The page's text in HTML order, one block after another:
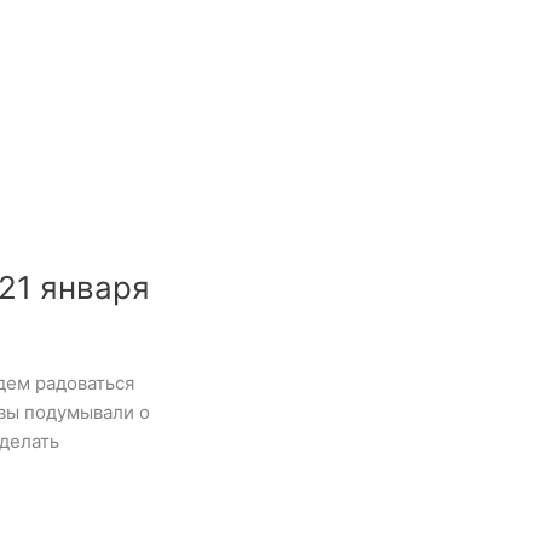
января
радоваться
подумывали о